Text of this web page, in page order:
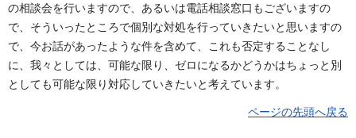
の相談会を行いますので、あるいは電話相談窓口もございますの
で、そういったところで個別な対処を行っていきたいと思いますの
で、今お話があったような件を含めて、これも否定することなし
に、我々としては、可能な限り、ゼロになるかどうかはちょっと別
としても可能な限り対応していきたいと考えています。
ページの先頭へ戻る